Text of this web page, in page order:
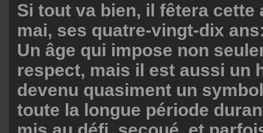
Si tout va bien, il fêtera cette
mai, ses quatre-vingt-dix
Un âge qui impose non
respect, mais il est aussi un
devenu quasiment un
toute la longue période